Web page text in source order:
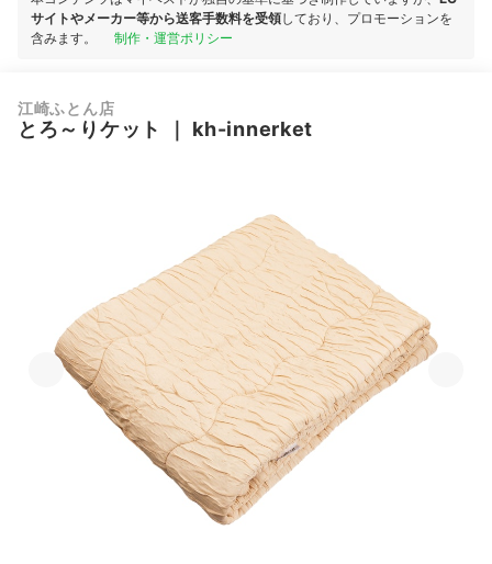
サイトやメーカー等から送客手数料を受領しており、プロモーションを
含みます。
制作・運営ポリシー
江崎ふとん店
とろ～りケット kh-innerket